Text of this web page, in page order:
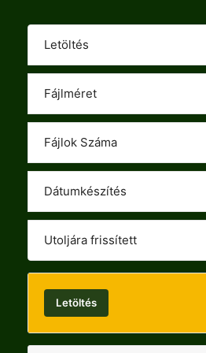
Letöltés
Fájlméret
Fájlok Száma
Dátumkészítés
Utoljára frissített
Letöltés